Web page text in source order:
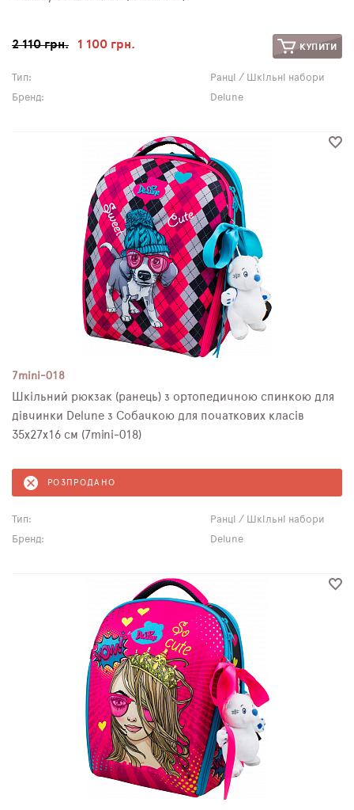
2 110 грн. 1 100 грн. КУПИТИ
Тип:
Ранці / Шкільні набори
Бренд:
Delune
7mini-018
Шкільний рюкзак (ранець) з ортопедичною спинкою для
дівчинки Delune з Собачкою для початкових класів
35х27х16 см (7mini-018)
РОЗПРОДАНО
Тип:
Ранці / Шкільні набори
Бренд:
Delune